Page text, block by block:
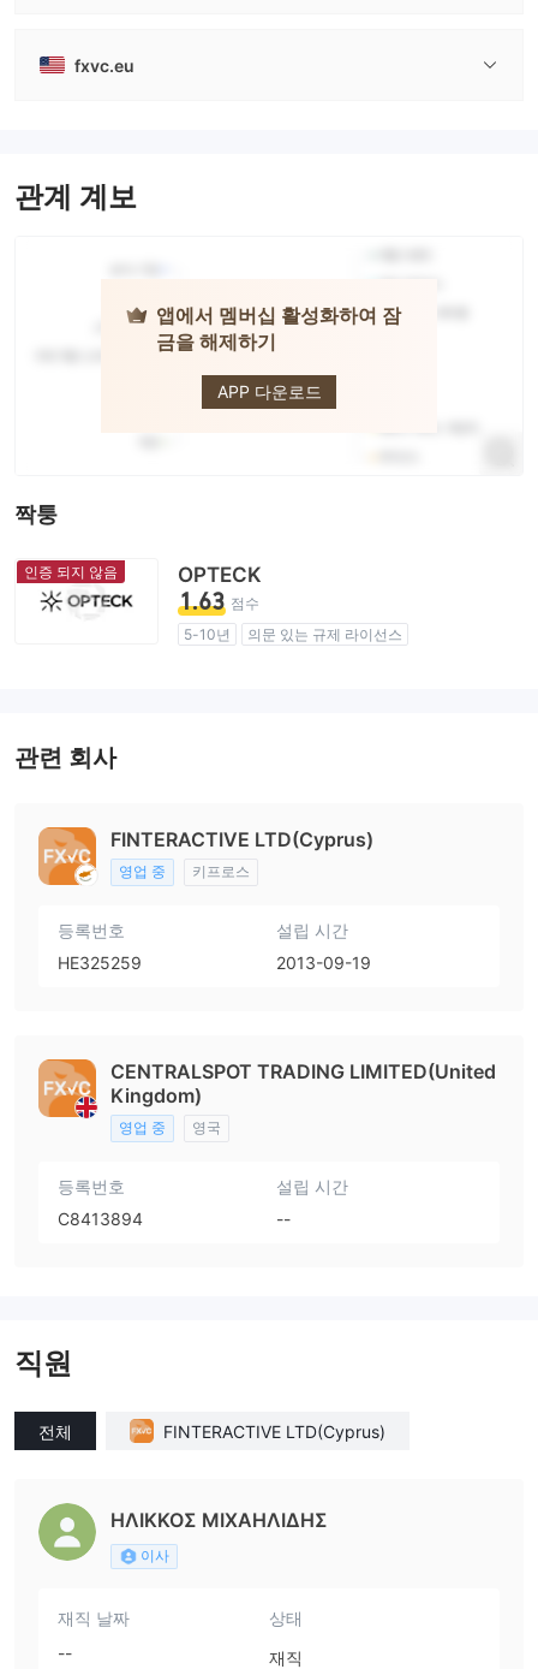
fxvc.eu
관계 계보
앱에서 멤버십 활성화하여 잠
금을 해제하기
APP 다운로드
FXVC
짝퉁
인증 되지 않음 OPTECK
1.63 점수
5-10년
의문 있는 규제 라이선스
관련 회사
FINTERACTIVE LTD(Cyprus)
영업 중 키프로스
등록번호
HE325259
설립 시간
2013-09-19
CENTRALSPOT TRADING LIMITED(United
Kingdom)
영업 중 영국
등록번호
C8413894
설립 시간
--
직원
전체 FINTERACTIVE LTD(Cyprus)
ΗΛΙΚΚΟΣ ΜΙΧΑΗΛΙΔΗΣ
이사
재직 날짜
--
상태
재직